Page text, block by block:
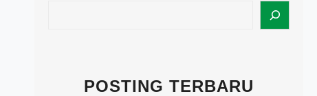
POSTING TERBARU